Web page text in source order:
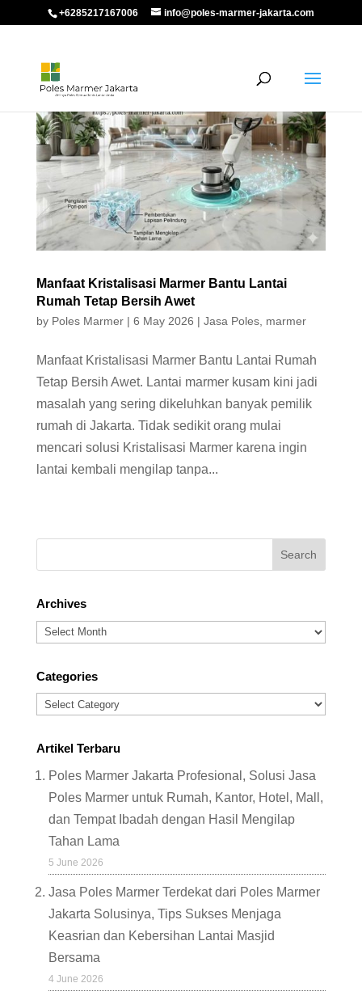
+6285217167006 info@poles-marmer-jakarta.com
Manfaat Kristalisasi Marmer Bantu Lantai
Rumah Tetap Bersih Awet
by Poles Marmer| 6 May 2026 | Jasa Poles, marmer
Manfaat Kristalisasi Marmer Bantu Lantai Rumah
Tetap Bersih Awet. Lantai marmer kusam kini jadi
masalah yang sering dikeluhkan banyak pemilik
rumah di Jakarta. Tidak sedikit orang mulai
mencari solusi Kristalisasi Marmer karena ingin
lantai kembali mengilap tanpa...
Archives
Archives
Categories
Categories
Artikel Terbaru
Poles Marmer Jakarta Profesional, Solusi Jasa
Poles Marmer untuk Rumah, Kantor, Hotel, Mall,
dan Tempat Ibadah dengan Hasil Mengilap
Tahan Lama
5 June 2026
Jasa Poles Marmer Terdekat dari Poles Marmer
Jakarta Solusinya, Tips Sukses Menjaga
Keasrian dan Kebersihan Lantai Masjid
Bersama
4 June 2026